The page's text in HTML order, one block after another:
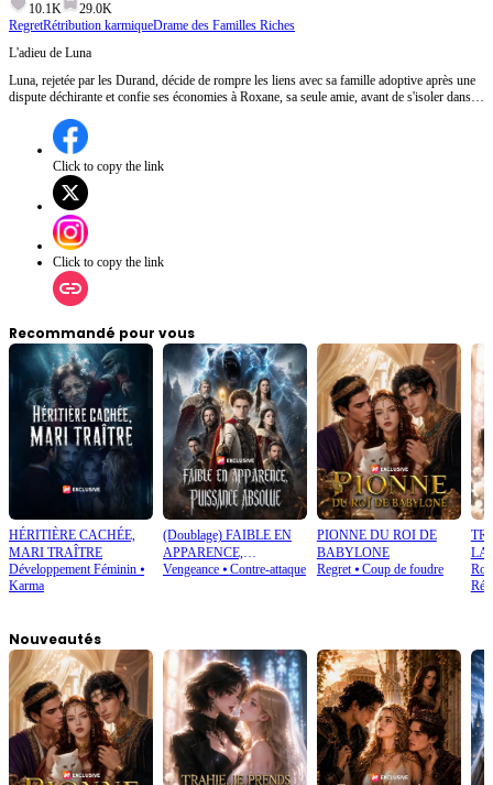
10.1K
29.0K
RegretRétribution karmiqueDrame des Familles Riches
L'adieu de Luna
Luna, rejetée par les Durand, décide de rompre les liens avec sa famille adoptive après une
dispute déchirante et confie ses économies à Roxane, sa seule amie, avant de s'isoler dans le
Durand ?
Click to copy the link
Click to copy the link
Recommandé pour vous
HÉRITIÈRE CACHÉE,
MARI TRAÎTRE
Développement Féminin ⦁
Karma
(Doublage) FAIBLE EN
APPARENCE,
PUISSANCE ABSOLUE
Vengeance⦁ Contre-attaque
PIONNE DU ROI DE
BABYLONE
Regret⦁ Coup de foudre
LA
Nouveautés